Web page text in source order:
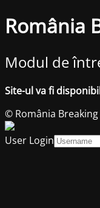
România
Modul de
Site-ul va fi
© România Breaking
User Login